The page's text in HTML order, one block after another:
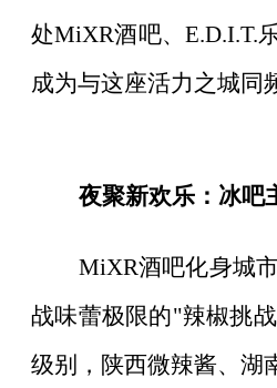
处MiXR酒吧、E.D.I.T.
成为与这座活力之城同
夜聚新欢乐：冰吧
MiXR酒吧化身城
战味蕾极限的"辣椒挑
级别，陕西微辣酱、湖